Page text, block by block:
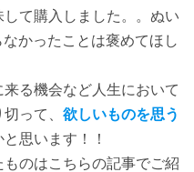
て購入しました。。ぬい
かったことは褒めてほし
る機会など人生において
って、 欲しいものを思う
思います！！
のはこちらの記事でご紹